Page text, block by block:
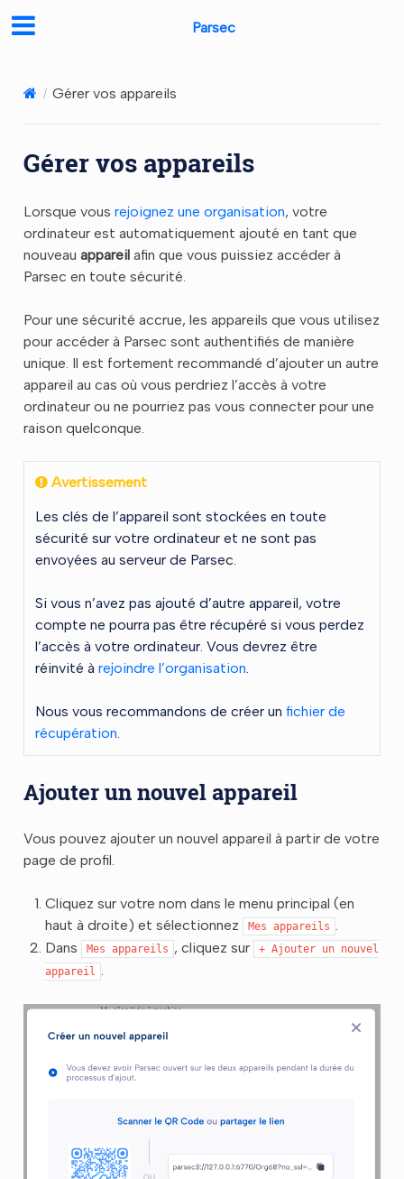
Parsec
Gérer vos appareils
Gérer vos appareils
Lorsque vous rejoignez une organisation, votre
ordinateur est automatiquement ajouté en tant que
nouveau appareilafin que vous puissiez accéder à
Parsec en toute sécurité.
Pour une sécurité accrue, les appareils que vous utilisez
pour accéder à Parsec sont authentifiés de manière
unique. Il est fortement recommandé d’ajouter un autre
appareil au cas où vous perdriez l’accès à votre
ordinateur ou ne pourriez pas vous connecter pour une
raison quelconque.
Avertissement
Les clés de l’appareil sont stockées en toute
sécurité sur votre ordinateur et ne sont pas
envoyées au serveur de Parsec.
Si vous n’avez pas ajouté d’autre appareil, votre
compte ne pourra pas être récupéré si vous perdez
l’accès à votre ordinateur. Vous devrez être
réinvité à rejoindre l’organisation.
Nous vous recommandons de créer un fichier de
récupération.
Ajouter un nouvel appareil
Vous pouvez ajouter un nouvel appareil à partir de votre
page de profil.
Cliquez sur votre nom dans le menu principal (en
haut à droite) et sélectionnez
Mes appareils .
Dans
Mes appareils , cliquez sur + Ajouter un nouvel
appareil .